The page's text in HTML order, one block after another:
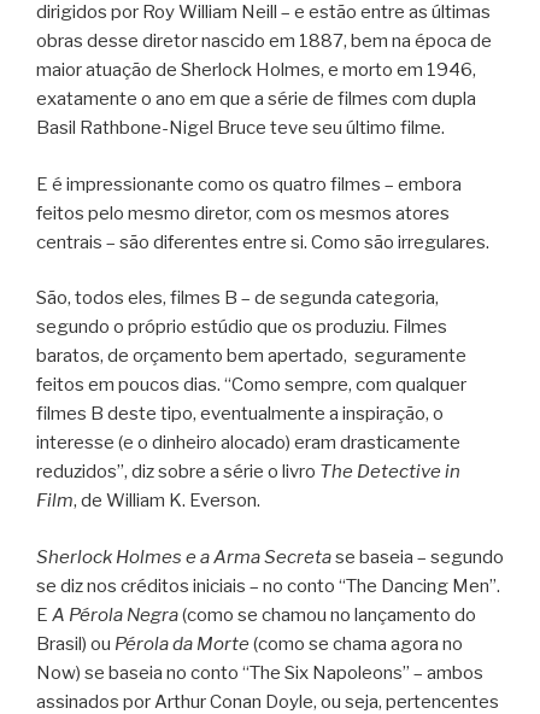
dirigidos por Roy William Neill – e estão entre as últimas
obras desse diretor nascido em 1887, bem na época de
maior atuação de Sherlock Holmes, e morto em 1946,
exatamente o ano em que a série de filmes com dupla
Basil Rathbone-Nigel Bruce teve seu último filme.
E é impressionante como os quatro filmes – embora
feitos pelo mesmo diretor, com os mesmos atores
centrais – são diferentes entre si. Como são irregulares.
São, todos eles, filmes B – de segunda categoria,
segundo o próprio estúdio que os produziu. Filmes
baratos, de orçamento bem apertado, seguramente
feitos em poucos dias. “Como sempre, com qualquer
filmes B deste tipo, eventualmente a inspiração, o
interesse (e o dinheiro alocado) eram drasticamente
reduzidos”, diz sobre a série o livro The Detective in
Film, de William K. Everson.
Sherlock Holmes e a Arma Secretase baseia – segundo
se diz nos créditos iniciais – no conto “The Dancing Men”.
E A Pérola Negra(como se chamou no lançamento do
Brasil) ou Pérola da Morte (como se chama agora no
Now) se baseia no conto “The Six Napoleons” – ambos
assinados por Arthur Conan Doyle, ou seja, pertencentes